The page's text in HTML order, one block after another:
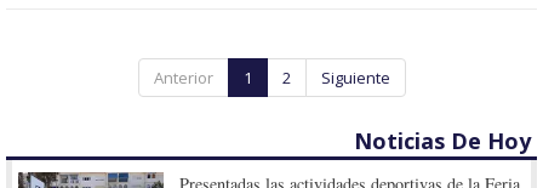
Anterior 1 2 Siguiente
Noticias De Hoy